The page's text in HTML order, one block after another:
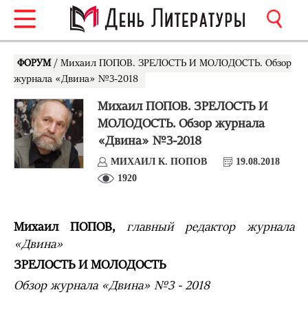
ФОРУМ / Михаил ПОПОВ. ЗРЕЛОСТЬ И МОЛОДОСТЬ. Обзор
журнала «Двина» №3-2018
Михаил ПОПОВ. ЗРЕЛОСТЬ И
МОЛОДОСТЬ. Обзор журнала
«Двина» №3-2018
МИХАИЛ К. ПОПОВ
19.08.2018
1920
Михаил ПОПОВ, главный редактор журнала
«Двина»
ЗРЕЛОСТЬ И МОЛОДОСТЬ
Обзор журнала «Двина» №3 - 2018